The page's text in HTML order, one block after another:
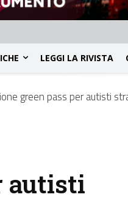
LEGGI LA RIVISTA
green pass per autisti
autisti